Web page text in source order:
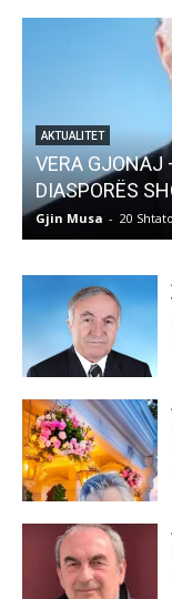
AKTUALITET
Pregaditi
Gjin Musa - 8